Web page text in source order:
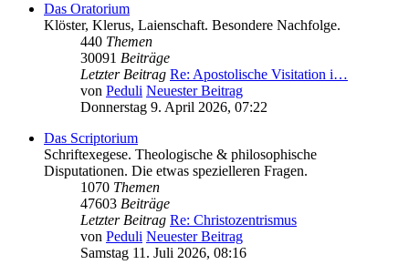
Das Oratorium
Klöster, Klerus, Laienschaft. Besondere Nachfolge.
440 Themen
30091 Beiträge
Letzter Beitrag Re: Apostolische Visitation i…
von Peduli Neuester Beitrag
Donnerstag 9. April 2026, 07:22
Das Scriptorium
Schriftexegese. Theologische & philosophische
Disputationen. Die etwas spezielleren Fragen.
1070 Themen
47603 Beiträge
Letzter Beitrag Re: Christozentrismus
von Peduli Neuester Beitrag
Samstag 11. Juli 2026, 08:16